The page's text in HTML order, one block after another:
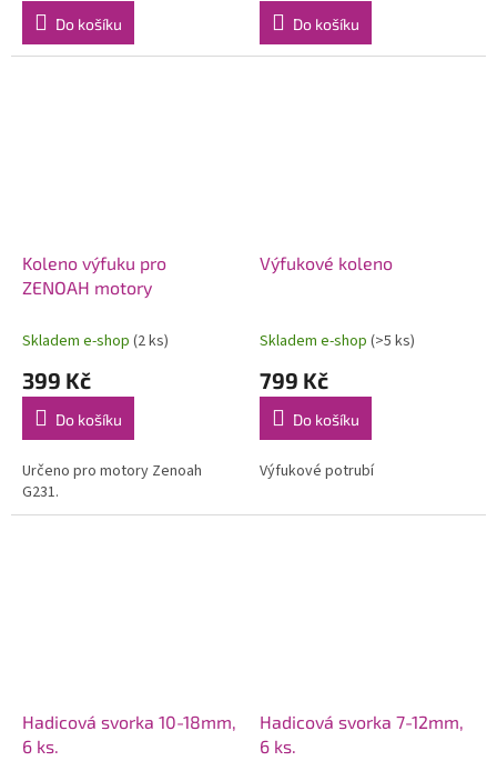
Do košíku Do košíku
Koleno výfuku pro
ZENOAH motory
Skladem e-shop (2 ks)
399 Kč
Do košíku
Určeno pro motory Zenoah
G231.
Výfukové koleno
Skladem e-shop (>5 ks)
799 Kč
Do košíku
Výfukové potrubí
Hadicová svorka 10-18mm,
6 ks.
Hadicová svorka 7-12mm,
6 ks.